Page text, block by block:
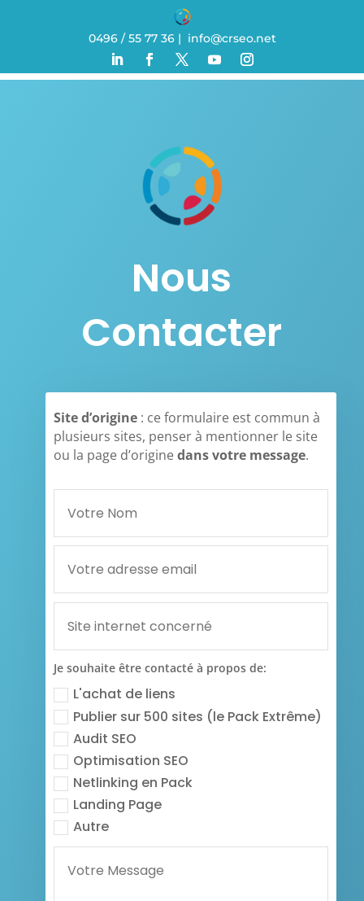
0496 / 55 77 36| info@crseo.net
Nous
Contacter
Site d’origine: ce formulaire est commun à
plusieurs sites, penser à mentionner le site
ou la page d’originedans votre message.
Je souhaite être contacté à propos de:
L'achat de liens
Publier sur 500 sites (le Pack Extrême)
Audit SEO
Optimisation SEO
Netlinking en Pack
Landing Page
Autre